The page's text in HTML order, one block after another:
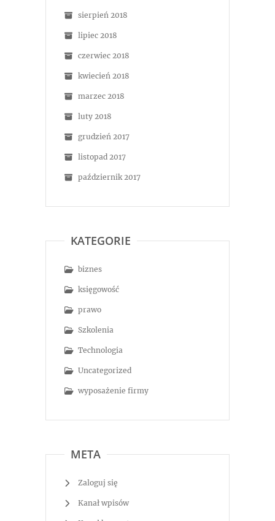
sierpień 2018
lipiec 2018
czerwiec 2018
kwiecień 2018
marzec 2018
luty 2018
grudzień 2017
listopad 2017
październik 2017
KATEGORIE
biznes
księgowość
prawo
Szkolenia
Technologia
Uncategorized
wyposażenie firmy
META
Zaloguj się
Kanał wpisów